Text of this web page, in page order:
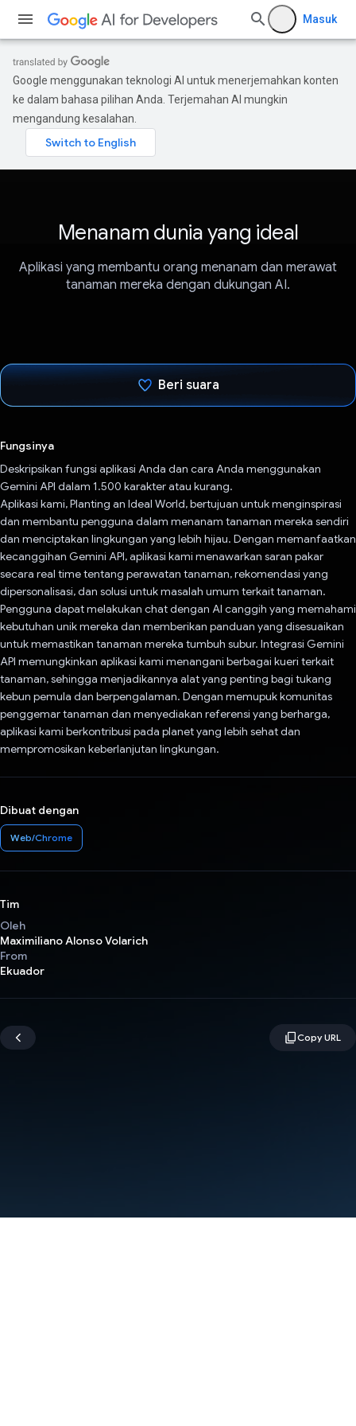
Masuk
Google menggunakan teknologi AI untuk menerjemahkan konten
ke dalam bahasa pilihan Anda. Terjemahan AI mungkin
mengandung kesalahan.
Menanam dunia yang ideal
Aplikasi yang membantu orang menanam dan merawat
tanaman mereka dengan dukungan AI.
Beri suara
Fungsinya
Deskripsikan fungsi aplikasi Anda dan cara Anda menggunakan
Gemini API dalam 1.500 karakter atau kurang.
Aplikasi kami, Planting an Ideal World, bertujuan untuk menginspirasi
dan membantu pengguna dalam menanam tanaman mereka sendiri
dan menciptakan lingkungan yang lebih hijau. Dengan memanfaatkan
kecanggihan Gemini API, aplikasi kami menawarkan saran pakar
secara real time tentang perawatan tanaman, rekomendasi yang
dipersonalisasi, dan solusi untuk masalah umum terkait tanaman.
Pengguna dapat melakukan chat dengan AI canggih yang memahami
kebutuhan unik mereka dan memberikan panduan yang disesuaikan
untuk memastikan tanaman mereka tumbuh subur. Integrasi Gemini
API memungkinkan aplikasi kami menangani berbagai kueri terkait
tanaman, sehingga menjadikannya alat yang penting bagi tukang
kebun pemula dan berpengalaman. Dengan memupuk komunitas
penggemar tanaman dan menyediakan referensi yang berharga,
aplikasi kami berkontribusi pada planet yang lebih sehat dan
mempromosikan keberlanjutan lingkungan.
Dibuat dengan
Web/Chrome
Tim
Oleh
Maximiliano Alonso Volarich
From
Ekuador